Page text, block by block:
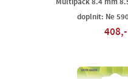
Multipack 8.4 mm
doplnit: Ne
408,-